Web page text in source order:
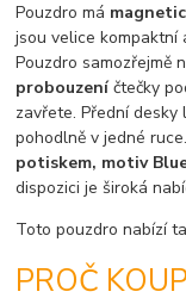
Pouzdro má
jsou velice kompaktní
Pouzdro samozřejmě
probouzeníčtečky
zavřete. Přední
pohodlně v jedné
potiskem, motiv
dispozici je široká
Toto pouzdro nabízí
PROČ